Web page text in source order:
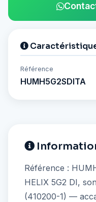
Référence
HUMH5G2SDITA
Référence :
HELIX 5G2 DI,
(410200-1) —